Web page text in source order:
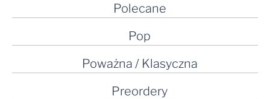
Polecane
Pop
Poważna / Klasyczna
Preordery